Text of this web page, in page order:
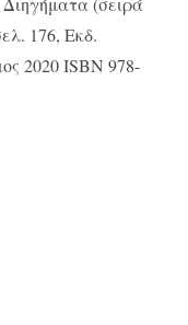
176, Εκδ.
2020 ISBN 978-